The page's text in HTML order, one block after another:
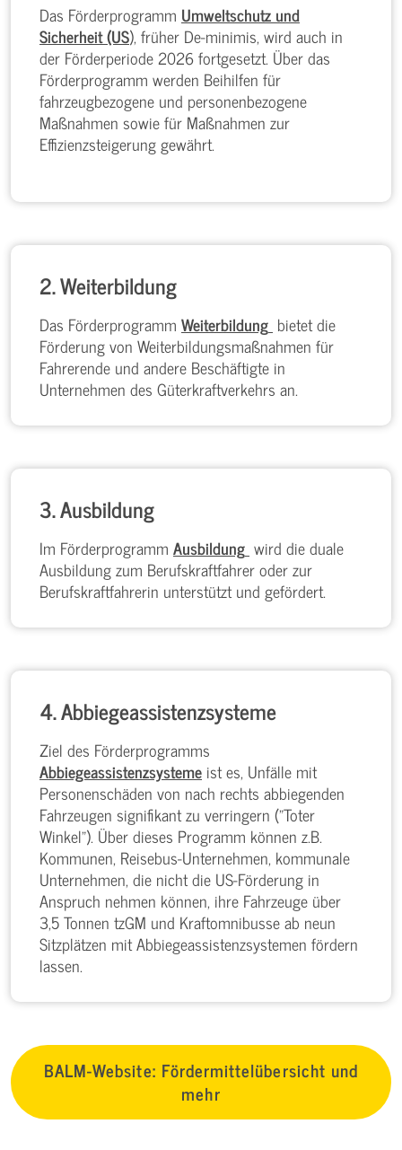
Das Förderprogramm Umweltschutz und
Sicherheit (US), früher De-minimis, wird auch in
der Förderperiode 2026 fortgesetzt. Über das
Förderprogramm werden Beihilfen für
fahrzeugbezogene und personenbezogene
Maßnahmen sowie für Maßnahmen zur
Effizienzsteigerung gewährt.
2. Weiterbildung
Das Förderprogramm Weiterbildung bietet die
Förderung von Weiterbildungsmaßnahmen für
Fahrerende und andere Beschäftigte in
Unternehmen des Güterkraftverkehrs an.
3. Ausbildung
Im Förderprogramm Ausbildung wird die duale
Ausbildung zum Berufskraftfahrer oder zur
Berufskraftfahrerin unterstützt und gefördert.
4. Abbiegeassistenzsysteme
Ziel des Förderprogramms
Abbiegeassistenzsysteme ist es, Unfälle mit
Personenschäden von nach rechts abbiegenden
Fahrzeugen signifikant zu verringern ("Toter
Winkel"). Über dieses Programm können z.B.
Kommunen, Reisebus-Unternehmen, kommunale
Unternehmen, die nicht die US-Förderung in
Anspruch nehmen können, ihre Fahrzeuge über
3,5 Tonnen tzGM und Kraftomnibusse ab neun
Sitzplätzen mit Abbiegeassistenzsystemen fördern
lassen.
BALM-Website: Fördermittelübersicht und
mehr